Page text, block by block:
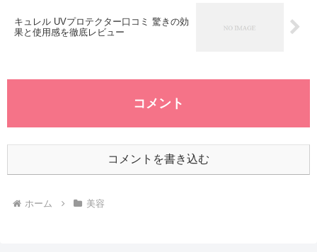
キュレル UVプロテクター口コミ 驚きの効
果と使用感を徹底レビュー
コメント
コメントを書き込む
ホーム 美容